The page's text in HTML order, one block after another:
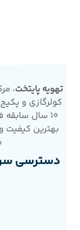
تهویه پایتخت،
کولرگازی و
10 سال
بهترین کیفیت
دسترسی